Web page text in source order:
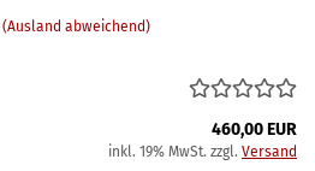
(Ausland abweichend)
460,00 EUR
inkl. 19% MwSt. zzgl. Versand